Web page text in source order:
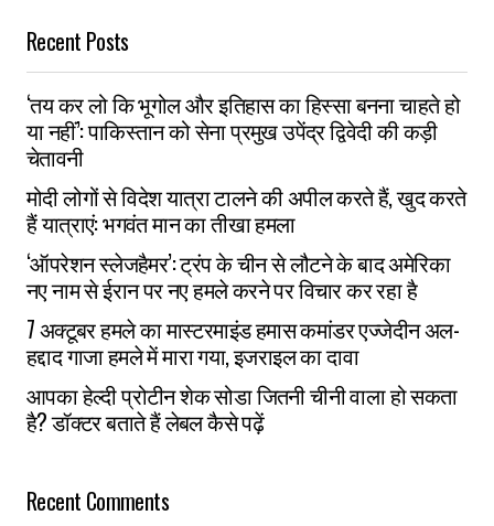
Recent Posts
‘तय कर लो कि भूगोल और इतिहास का हिस्सा बनना चाहते हो
या नहीं’: पाकिस्तान को सेना प्रमुख उपेंद्र द्विवेदी की कड़ी
चेतावनी
मोदी लोगों से विदेश यात्रा टालने की अपील करते हैं, खुद करते
हैं यात्राएं: भगवंत मान का तीखा हमला
‘ऑपरेशन स्लेजहैमर’: ट्रंप के चीन से लौटने के बाद अमेरिका
नए नाम से ईरान पर नए हमले करने पर विचार कर रहा है
7 अक्टूबर हमले का मास्टरमाइंड हमास कमांडर एज्जेदीन अल-
हद्दाद गाजा हमले में मारा गया, इजराइल का दावा
आपका हेल्दी प्रोटीन शेक सोडा जितनी चीनी वाला हो सकता
है? डॉक्टर बताते हैं लेबल कैसे पढ़ें
Recent Comments